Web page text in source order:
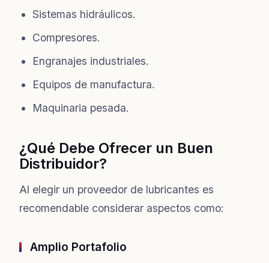
Sistemas hidráulicos.
Compresores.
Engranajes industriales.
Equipos de manufactura.
Maquinaria pesada.
¿Qué Debe Ofrecer un Buen
Distribuidor?
Al elegir un proveedor de lubricantes es
recomendable considerar aspectos como:
Amplio Portafolio